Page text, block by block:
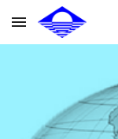
Skip to main content